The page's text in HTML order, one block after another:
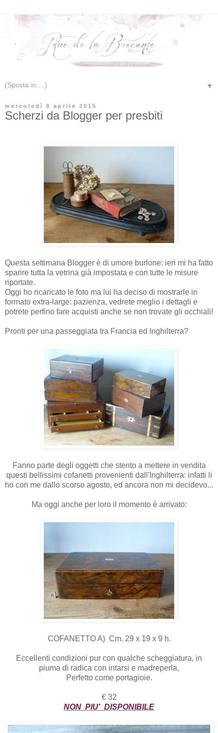
▼
mercoledì 8 aprile 2015
Scherzi da Blogger per presbiti
Questa settimana Blogger è di umore burlone: ieri mi ha fatto
sparire tutta la vetrina già impostata e con tutte le misure
riportate.
Oggi ho ricaricato le foto ma lui ha deciso di mostrarle in
formato extra-large: pazienza, vedrete meglio i dettagli e
potrete perfino fare acquisti anche se non trovate gli occhiali!
Pronti per una passeggiata tra Francia ed Inghilterra?
Fanno parte degli oggetti che stento a mettere in vendita
questi bellissimi cofanetti provenienti dall'Inghilterra: infatti li
ho con me dallo scorso agosto, ed ancora non mi decidevo...
Ma oggi anche per loro il momento è arrivato:
COFANETTO A) Cm. 29 x 19 x 9 h.
Eccellenti condizioni pur con qualche scheggiatura, in
piuma di radica con intarsi e madreperla,
Perfetto come portagioie.
€ 32
NON PIU' DISPONIBILE